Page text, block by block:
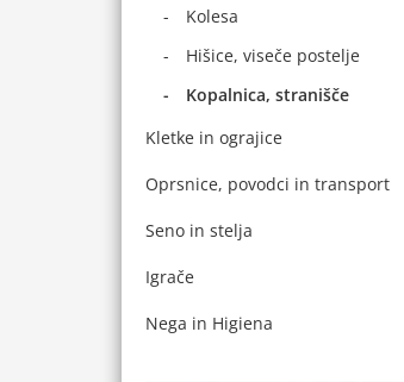
Kolesa
Hišice, viseče postelje
Kopalnica, stranišče
Kletke in ograjice
Oprsnice, povodci in transport
Seno in stelja
Igrače
Nega in Higiena